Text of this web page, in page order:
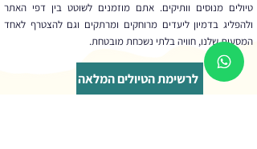
טיולים מנוסים וותיקים. אתם מוזמנים לשוטט בין דפי האתר
ולהפליג בדמיון ליעדים מרוחקים ומרתקים וגם להצטרף לאחד
המסעות שלנו, חוויה בלתי נשכחת מובטחת.
לרשימת הטיולים המלאה